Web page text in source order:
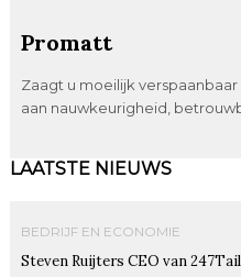
Promatt
Zaagt u moeilijk
aan nauwkeurigheid,
LAATSTE NIEUWS
BEDRIJF EN ECONOMIE
Steven Ruijters CEO van